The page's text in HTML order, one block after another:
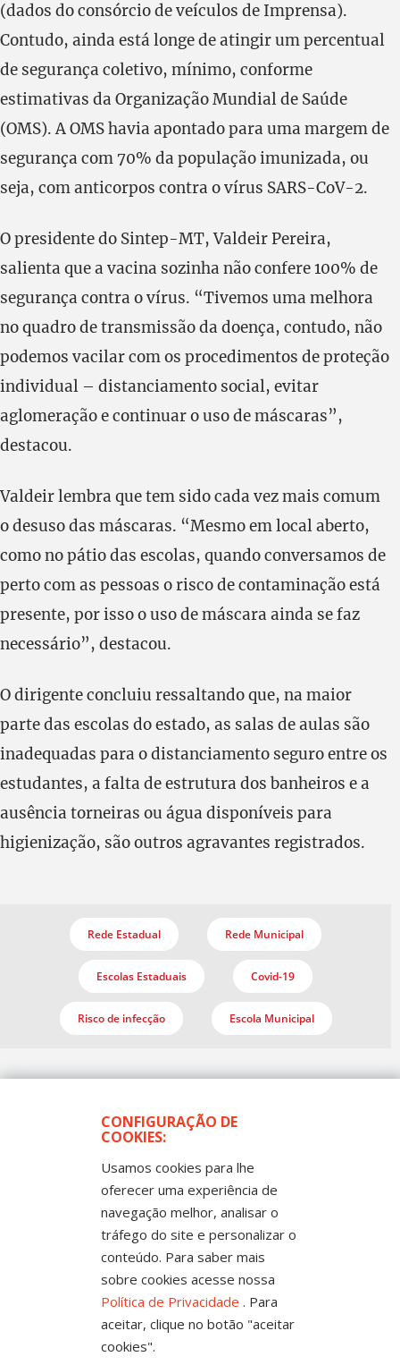
CONFIGURAÇÃO DE
COOKIES:
Usamos cookies para lhe
oferecer uma experiência de
navegação melhor, analisar o
tráfego do site e personalizar o
conteúdo. Para saber mais
sobre cookies acesse nossa
Política de Privacidade . Para
aceitar, clique no botão "aceitar
cookies".
(dados do consórcio de veículos de Imprensa).
Contudo, ainda está longe de atingir um percentual
de segurança coletivo, mínimo, conforme
estimativas da Organização Mundial de Saúde
(OMS). A OMS havia apontado para uma margem de
segurança com 70% da população imunizada, ou
seja, com anticorpos contra o vírus SARS-CoV-2.
O presidente do Sintep-MT, Valdeir Pereira,
salienta que a vacina sozinha não confere 100% de
segurança contra o vírus. “Tivemos uma melhora
no quadro de transmissão da doença, contudo, não
podemos vacilar com os procedimentos de proteção
individual – distanciamento social, evitar
aglomeração e continuar o uso de máscaras”,
destacou.
Valdeir lembra que tem sido cada vez mais comum
o desuso das máscaras. “Mesmo em local aberto,
como no pátio das escolas, quando conversamos de
perto com as pessoas o risco de contaminação está
presente, por isso o uso de máscara ainda se faz
necessário”, destacou.
O dirigente concluiu ressaltando que, na maior
parte das escolas do estado, as salas de aulas são
inadequadas para o distanciamento seguro entre os
estudantes, a falta de estrutura dos banheiros e a
ausência torneiras ou água disponíveis para
higienização, são outros agravantes registrados.
Rede Estadual Rede Municipal
Escolas Estaduais Covid-19
Risco de infecção Escola Municipal
Sintep-MT - Sindicato dos Trabalhadores no Ensino
Rua Mestre João Guimarães, 102 -
Bandeirantes - Cuiabá-MT CEP 78010-170 |
Fone: (65) 3317-4300 - 0800 654343 - Fax: 3317
4327